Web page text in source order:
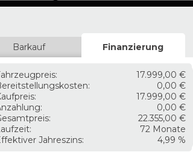
Barkauf Finanzierung
:
17.999,00 €
:
0,00 €
:
17.999,00 €
:
0,00 €
:
22.355,00 €
:
72 Monate
Jahreszins: 4,99 %